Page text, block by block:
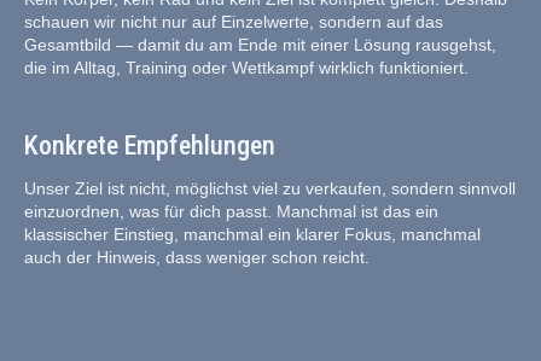
schauen wir nicht nur auf Einzelwerte, sondern auf das
Gesamtbild — damit du am Ende mit einer Lösung rausgehst,
die im Alltag, Training oder Wettkampf wirklich funktioniert.
Konkrete Empfehlungen
Unser Ziel ist nicht, möglichst viel zu verkaufen, sondern sinnvoll
einzuordnen, was für dich passt. Manchmal ist das ein
klassischer Einstieg, manchmal ein klarer Fokus, manchmal
auch der Hinweis, dass weniger schon reicht.